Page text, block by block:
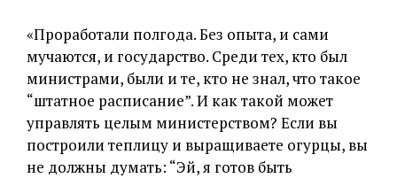
«Проработали полгода. Без опыта, и сами
мучаются, и государство. Среди тех, кто был
министрами, были и те, кто не знал, что такое
“штатное расписание”. И как такой может
управлять целым министерством? Если вы
построили теплицу и выращиваете огурцы, вы
не должны думать: “Эй, я готов быть